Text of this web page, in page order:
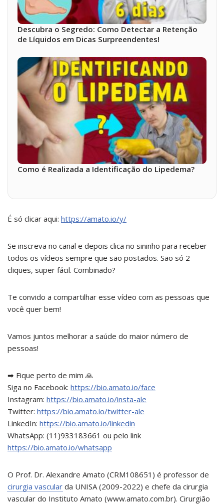
Descubra o Segredo: Como Detectar a Retenção
de Líquidos em Dicas Surpreendentes!
Como é Realizada a Identificação do Lipedema?
É só clicar aqui: https://amato.io/y/
Se inscreva no canal e depois clica no sininho para receber
todos os vídeos sempre que são postados. São só 2
cliques, super fácil. Combinado?
Te convido a compartilhar esse vídeo com as pessoas que
você quer bem!
Vamos juntos melhorar a saúde do maior número de
pessoas!
➡ Fique perto de mim 🙏
Siga no Facebook: https://bio.amato.io/face
Instagram: https://bio.amato.io/insta-ale
Twitter: https://bio.amato.io/twitter-ale
LinkedIn: https://bio.amato.io/linkedin
WhatsApp: (11)933183661 ou pelo link
https://bio.amato.io/whatsapp
O Prof. Dr. Alexandre Amato (CRM108651) é professor de
cirurgia vascular da UNISA (2009-2022) e chefe da cirurgia
vascular do Instituto Amato (www.amato.com.br). Cirurgião